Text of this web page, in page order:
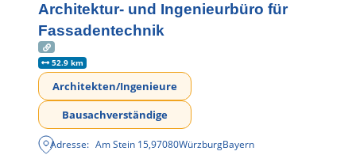
Architektur- und Ingenieurbüro für
Fassadentechnik
52.9 km
Architekten/Ingenieure
Bausachverständige
Adresse: Am Stein 15,97080WürzburgBayern